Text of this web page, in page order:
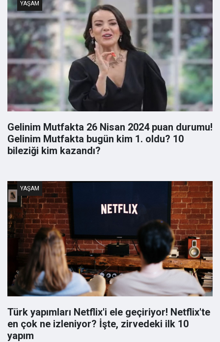
Gelinim Mutfakta 26 Nisan 2024 puan durumu!
Gelinim Mutfakta bugün kim 1. oldu? 10
bileziği kim kazandı?
YAŞAM
Türk yapımları Netflix'i ele geçiriyor! Netflix'te
en çok ne izleniyor? İşte, zirvedeki ilk 10
yapım
YAŞAM